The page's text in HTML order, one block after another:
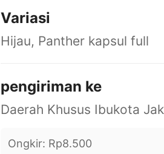
Variasi
Hijau, Panther kapsul full
pengiriman ke
Ongkir: Rp8.500